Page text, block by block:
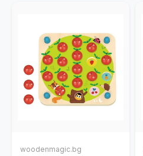
woodenmagic.bg